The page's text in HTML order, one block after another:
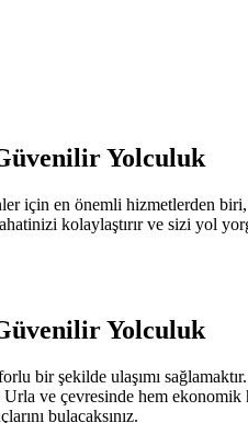
Yolculuk
en önemli hizmetlerden biri,
kolaylaştırır ve sizi yol
Yolculuk
bir şekilde ulaşımı sağlamaktır.
ve çevresinde hem
bulacaksınız.